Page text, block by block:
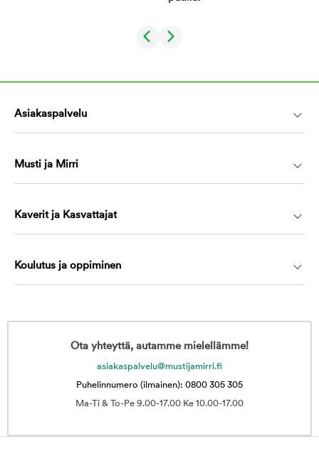
Asiakaspalvelu
Musti ja Mirri
Kaverit ja Kasvattajat
Koulutus ja oppiminen
Ota yhteyttä, autamme mielellämme!
asiakaspalvelu@mustijamirri.fi
Puhelinnumero (ilmainen): 0800 305 305
Ma-Ti & To-Pe 9.00-17.00 Ke 10.00-17.00